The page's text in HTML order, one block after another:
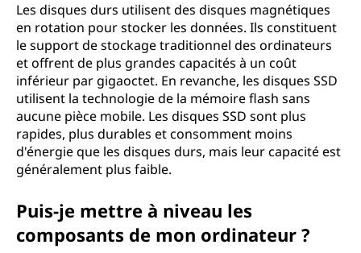
Les disques durs utilisent des disques magnétiques
en rotation pour stocker les données. Ils constituent
le support de stockage traditionnel des ordinateurs
et offrent de plus grandes capacités à un coût
inférieur par gigaoctet. En revanche, les disques SSD
utilisent la technologie de la mémoire flash sans
aucune pièce mobile. Les disques SSD sont plus
rapides, plus durables et consomment moins
d'énergie que les disques durs, mais leur capacité est
généralement plus faible.
Puis-je mettre à niveau les
composants de mon ordinateur ?